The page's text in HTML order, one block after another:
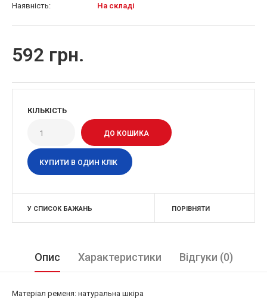
Наявність:
На складі
592 грн.
КІЛЬКІСТЬ
КУПИТИ В ОДИН КЛІК
У СПИСОК БАЖАНЬ ПОРІВНЯТИ
Опис Характеристики Відгуки (0)
Матеріал ременя: натуральна шкіра